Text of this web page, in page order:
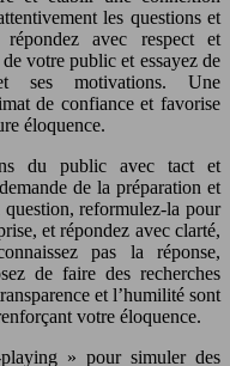
les questions et
avec respect et
votre public et essayez de
ses motivations. Une
de confiance et favorise
éloquence.
du public avec tact et
de la préparation et
reformulez-la pour
et répondez avec clarté,
pas la réponse,
de faire des recherches
et l’humilité sont
votre éloquence.
» pour simuler des